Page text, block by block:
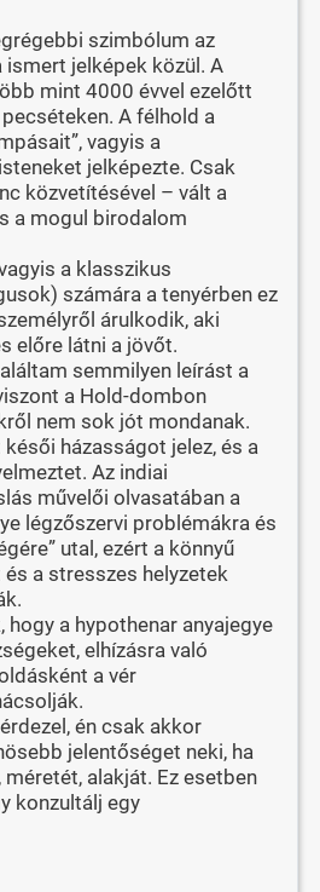
szimbólum az
jelképek közül. A
mint 4000 évvel ezelőtt
A félhold a
vagyis a
jelképezte. Csak
közvetítésével – vált a
a mogul birodalom
a klasszikus
számára a tenyérben ez
árulkodik, aki
előre látni a jövőt.
semmilyen leírást a
a Hold-dombon
nem sok jót mondanak.
házasságot jelez, és a
Az indiai
művelői olvasatában a
légzőszervi problémákra és
utal, ezért a könnyű
a stresszes helyzetek
a hypothenar anyajegye
elhízásra való
a vér
én csak akkor
jelentőséget neki, ha
alakját. Ez esetben
konzultálj egy